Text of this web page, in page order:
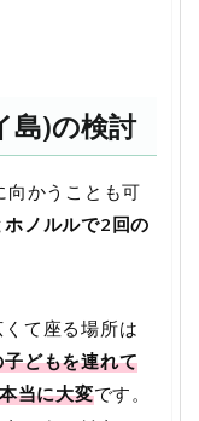
島)の検討
かうことも可
ノルルで2回の
て座る場所は
どもを連れて
当に大変です。